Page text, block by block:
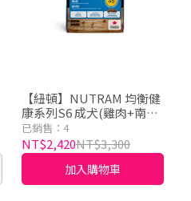
【紐頓】NUTRAM 均衡健
康系列S6 成犬(雞肉+南瓜)
11.4kg
已銷售：4
NT$2,420NT$3,300
加入購物車